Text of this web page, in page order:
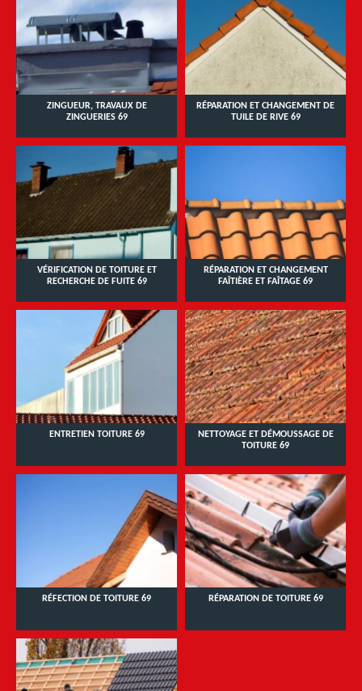
ZINGUEUR, TRAVAUX DE
ZINGUERIES 69
RÉPARATION ET CHANGEMENT DE
TUILE DE RIVE 69
VÉRIFICATION DE TOITURE ET
RECHERCHE DE FUITE 69
RÉPARATION ET CHANGEMENT
FAÎTIÈRE ET FAÎTAGE 69
ENTRETIEN TOITURE 69
NETTOYAGE ET DÉMOUSSAGE DE
TOITURE 69
RÉFECTION DE TOITURE 69 RÉPARATION DE TOITURE 69